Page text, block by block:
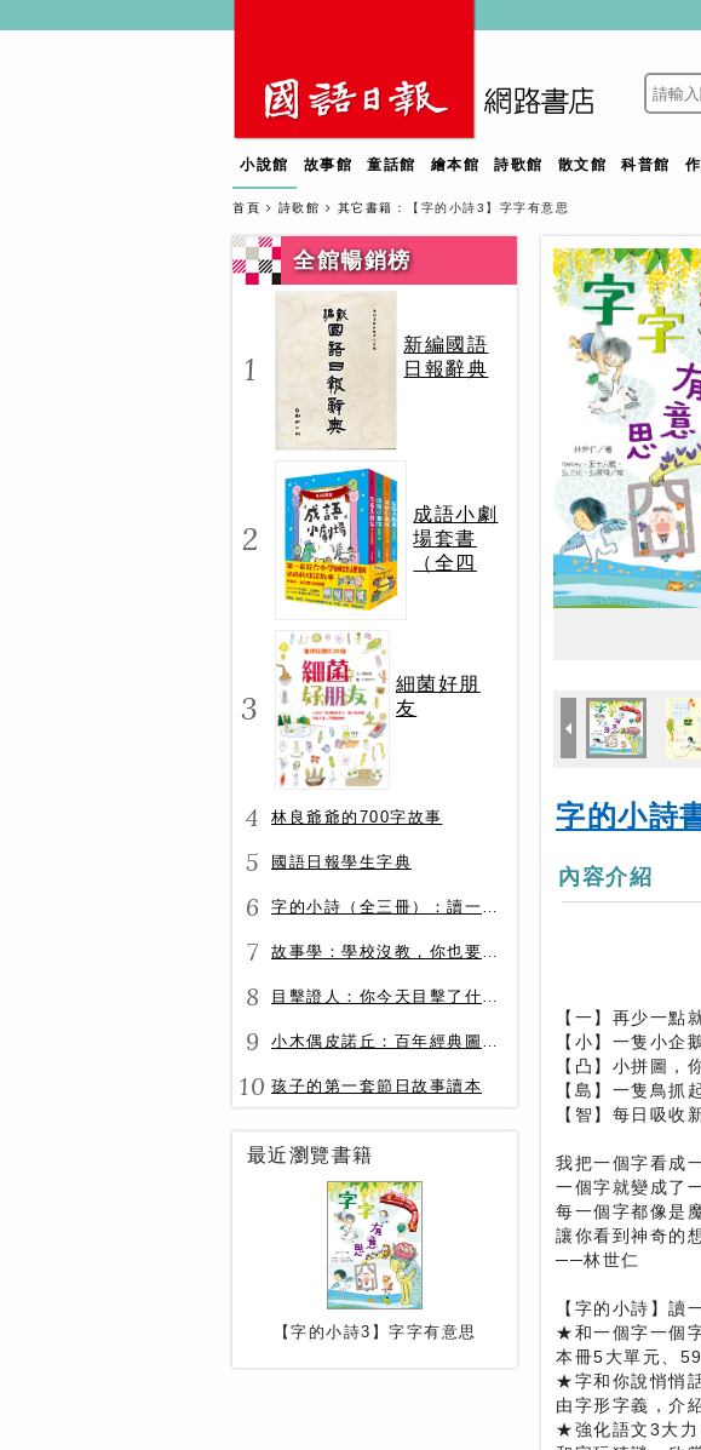
小說館 故事館 童話館 繪本館 詩歌館 散文館 科普館
首頁 詩歌館 其它書籍 ：【字的小詩3】字字有意思
全館暢銷榜
1
新編國語
日報辭典
2
成語小劇
場套書
（全四
3
細菌好朋
友
4 林良爺爺的700字故事
5 國語日報學生字典
6 字的小詩（全三冊）：讀一首詩，交一個字朋友（字字小宇宙+字字看心情+字字有意思）
7 故事學：學校沒教，你也要會的表達力
8 目擊證人：你今天目擊了什麼？
9 小木偶皮諾丘：百年經典圖文全譯版
10 孩子的第一套節日故事讀本
最近瀏覽書籍
【字的小詩3】字字有意思
字的小詩
內容介紹
【一】再少一點
【小】一隻小
【凸】小拼圖，
【島】一隻鳥抓
【智】每日吸收
我把一個字看成
一個字就變成了
每一個字都像是
讓你看到神奇的
──林世仁
【字的小詩】讀
★和一個字一個
本冊5大單元、
★字和你說悄悄話
由字形字義，介
★強化語文3大力